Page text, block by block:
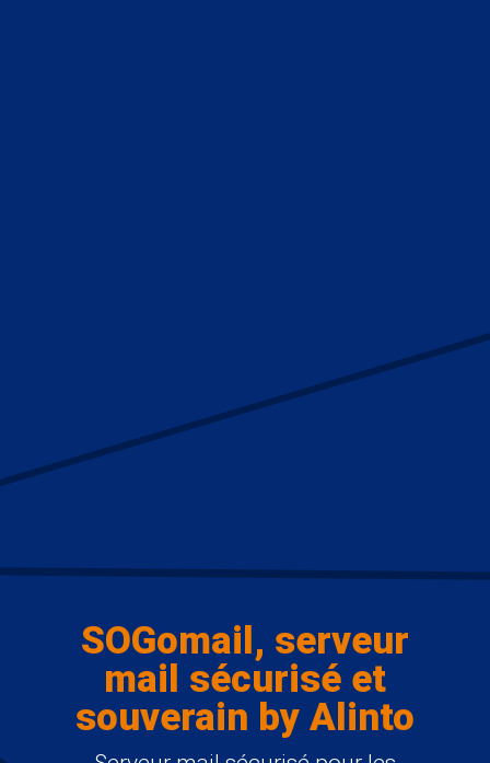
SOGomail, serveur
mail sécurisé et
souverain by Alinto